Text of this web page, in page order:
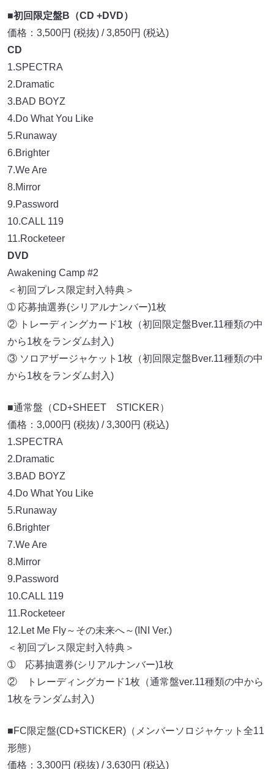
■初回限定盤B（CD +DVD）
価格：3,500円 (税抜) / 3,850円 (税込)
CD
1.SPECTRA
2.Dramatic
3.BAD BOYZ
4.Do What You Like
5.Runaway
6.Brighter
7.We Are
8.Mirror
9.Password
10.CALL 119
11.Rocketeer
DVD
Awakening Camp #2
＜初回プレス限定封入特典＞
➀ 応募抽選券(シリアルナンバー)1枚
② トレーディングカード1枚（初回限定盤Bver.11種類の中
から1枚をランダム封入)
③ ソロアザージャケット1枚（初回限定盤Bver.11種類の中
から1枚をランダム封入)
■通常盤（CD+SHEET STICKER）
価格：3,000円 (税抜) / 3,300円 (税込)
1.SPECTRA
2.Dramatic
3.BAD BOYZ
4.Do What You Like
5.Runaway
6.Brighter
7.We Are
8.Mirror
9.Password
10.CALL 119
11.Rocketeer
12.Let Me Fly～その未来へ～(INI Ver.)
＜初回プレス限定封入特典＞
➀ 応募抽選券(シリアルナンバー)1枚
② トレーディングカード1枚（通常盤ver.11種類の中から
1枚をランダム封入)
■FC限定盤(CD+STICKER)（メンバーソロジャケット全11
形態）
価格：3,300円 (税抜) / 3,630円 (税込)